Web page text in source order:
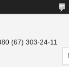
(67) 303-24-11